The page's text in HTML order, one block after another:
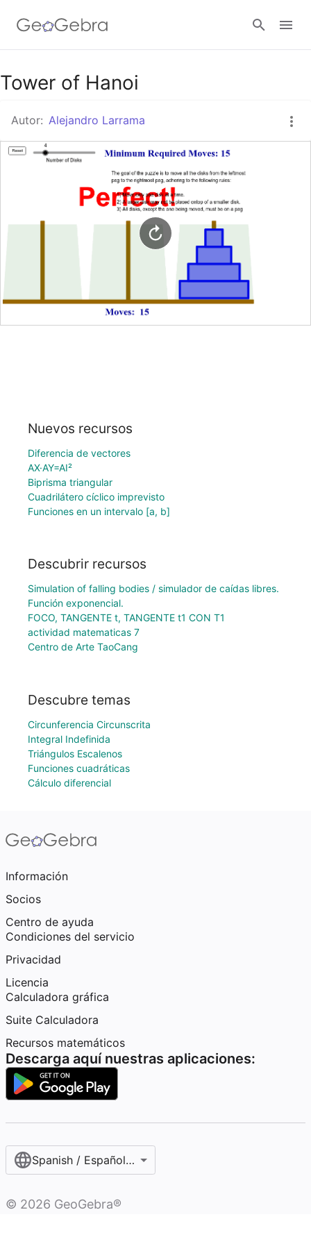
Abrir sesión
Tower of Hanoi
Autor: Alejandro Larrama
Nuevos recursos
Diferencia de vectores
AX·AY=AI²
Biprisma triangular
Cuadrilátero cíclico imprevisto
Funciones en un intervalo [a, b]
Descubrir recursos
Simulation of falling bodies / simulador de caídas libres.
Función exponencial.
FOCO, TANGENTE t, TANGENTE t1 CON T1
actividad matematicas 7
Centro de Arte TaoCang
Descubre temas
Circunferencia Circunscrita
Integral Indefinida
Triángulos Escalenos
Funciones cuadráticas
Cálculo diferencial
Información
Socios
Centro de ayuda
Condiciones del servicio
Privacidad
Licencia
Calculadora gráfica
Suite Calculadora
Recursos matemáticos
Descarga aquí nuestras aplicaciones:
Spanish / Español (internacional)
© 2026 GeoGebra®